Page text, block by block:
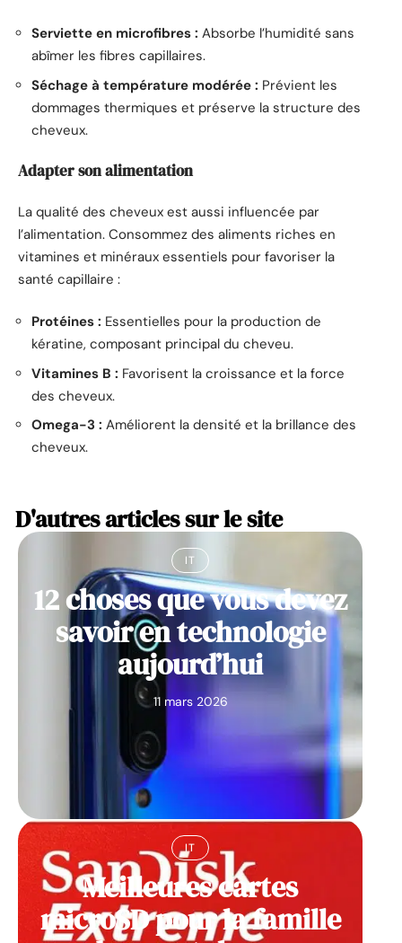
Serviette en microfibres : Absorbe l’humidité sans
abîmer les fibres capillaires.
Séchage à température modérée : Prévient les
dommages thermiques et préserve la structure des
cheveux.
Adapter son alimentation
La qualité des cheveux est aussi influencée par
l’alimentation. Consommez des aliments riches en
vitamines et minéraux essentiels pour favoriser la
santé capillaire :
Protéines : Essentielles pour la production de
kératine, composant principal du cheveu.
Vitamines B : Favorisent la croissance et la force
des cheveux.
Omega-3 : Améliorent la densité et la brillance des
cheveux.
D'autres articles sur le site
IT
12 choses que vous devez
savoir en technologie
aujourd’hui
11 mars 2026
IT
Meilleures cartes
microSD pour la famille